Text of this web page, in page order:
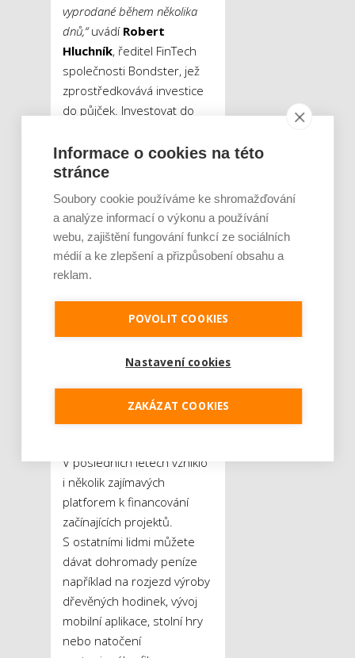
vyprodané během několika
dnů,“uvádí Robert
Hluchník, ředitel FinTech
společnosti Bondster, jež
zprostředkovává investice
do půjček. Investovat do
mohou i drobní investoři
online již od stokorunových
mohou jednoduše a bez
znalostí finančního trhu
dosáhnout slušných výnosů,
které mohou činit i 10 %
na firemní vozidla?
Investice do start-
upů
V posledních letech vzniklo
i několik zajímavých
platforem k financování
začínajících projektů.
S ostatními lidmi můžete
dávat dohromady peníze
například na rozjezd výroby
dřevěných hodinek, vývoj
mobilní aplikace, stolní hry
nebo natočení
Informace o cookies na této
stránce
Soubory cookie používáme ke shromažďování
a analýze informací o výkonu a používání
webu, zajištění fungování funkcí ze sociálních
médií a ke zlepšení a přizpůsobení obsahu a
reklam.
POVOLIT COOKIES
Nastavení cookies
ZAKÁZAT COOKIES